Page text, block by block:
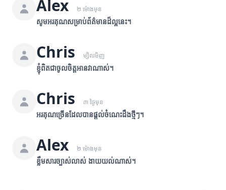
Alex ២ ម៉ោងមុន
សូមអរគុណសម្រាប់ព័ត៌មានដ៏ល្អនេះ។
Chris ម្សិលមិញ
ខ្ញុំពិតជាចូលចិត្តអានវាណាស់។
Chris ៣ ថ្ងៃមុន
អរគុណច្រើនដែលបានផ្តល់ចំណេះដឹងថ្មីៗ។
Alex ២ ម៉ោងមុន
ខ្លឹមសារច្បាស់លាស់ ងាយយល់ណាស់។